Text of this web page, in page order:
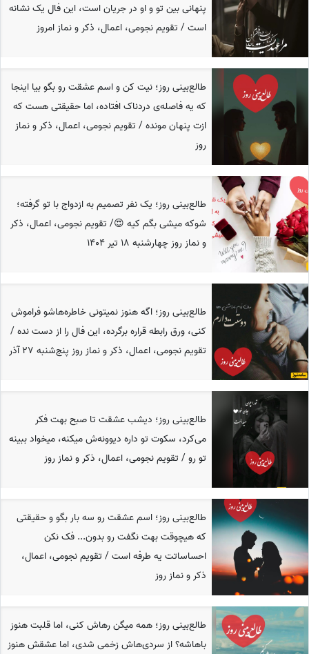
پنهانی بین تو و او در جریان است، این فال یک نشانه
است / تقویم نجومی، اعمال، ذکر و نماز امروز
طالع‌بینی روز؛ نیت کن و اسم عشقت رو بگو بیا اینجا
که یه فاصله‌ی دردناک افتاده، اما حقیقتی هست که
ازت پنهان مونده / تقویم نجومی، اعمال، ذکر و نماز
روز
طالع‌بینی روز؛ یک نفر تصمیم به ازدواج با تو گرفته؛
شوکه میشی بگم کیه 😍/ تقویم نجومی، اعمال، ذکر
و نماز روز چهارشنبه 18 تیر 1404
طالع‌بینی روز؛ اگه هنوز نمیتونی خاطره‌هاشو فراموش
کنی، ورق رابطه قراره برگرده، این فال را از دست نده /
تقویم نجومی، اعمال، ذکر و نماز روز پنج‌شنبه 27 آذر
طالع‌بینی روز؛ دیشب عشقت تا صبح بهت فکر
می‌کرد، سکوت تو داره دیوونه‌ش میکنه، میخواد ببینه
تو رو / تقویم نجومی، اعمال، ذکر و نماز روز
طالع‌بینی روز؛ اسم عشقت رو سه بار بگو و حقیقتی
که هیچوقت بهت نگفت رو بدون... فک نکن
احساساتت یه طرفه است / تقویم نجومی، اعمال،
ذکر و نماز روز
طالع‌بینی روز؛ همه میگن رهاش کنی، اما قلبت هنوز
باهاشه؟ از سردی‌هاش زخمی شدی، اما عشقش هنوز